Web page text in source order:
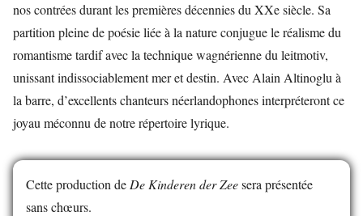
nos contrées durant les premières décennies du XXe siècle. Sa
partition pleine de poésie liée à la nature conjugue le réalisme du
romantisme tardif avec la technique wagnérienne du leitmotiv,
unissant indissociablement mer et destin. Avec Alain Altinoglu à
la barre, d’excellents chanteurs néerlandophones interpréteront ce
joyau méconnu de notre répertoire lyrique.
Cette production de De Kinderen der Zeesera présentée
sans chœurs.